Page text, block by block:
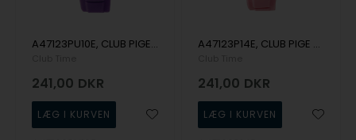
A47123PU10E, CLUB PIGE DIGITAL LILLA 10 ATM Digital Pige
241,00 DKR
A47123P14E, CLUB PIGE DIGITAL PINK 10 ATM Digital Pige
241,00 DKR